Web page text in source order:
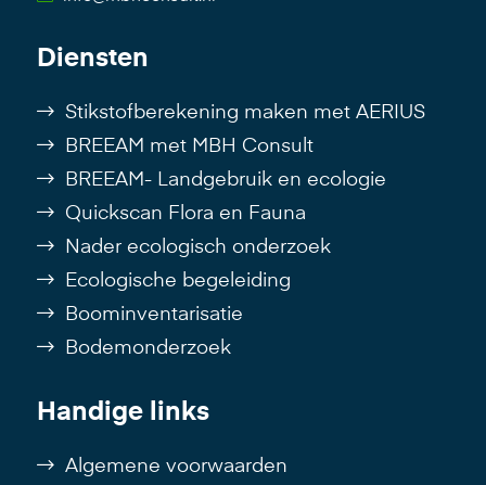
Diensten
Stikstofberekening maken met AERIUS
BREEAM met MBH Consult
BREEAM- Landgebruik en ecologie
Quickscan Flora en Fauna
Nader ecologisch onderzoek
Ecologische begeleiding
Boominventarisatie
Bodemonderzoek
Handige links
Algemene voorwaarden